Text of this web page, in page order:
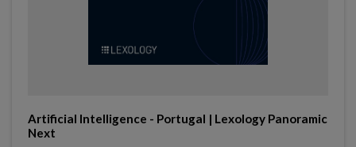
Artificial Intelligence - Portugal | Lexology Panoramic
Next